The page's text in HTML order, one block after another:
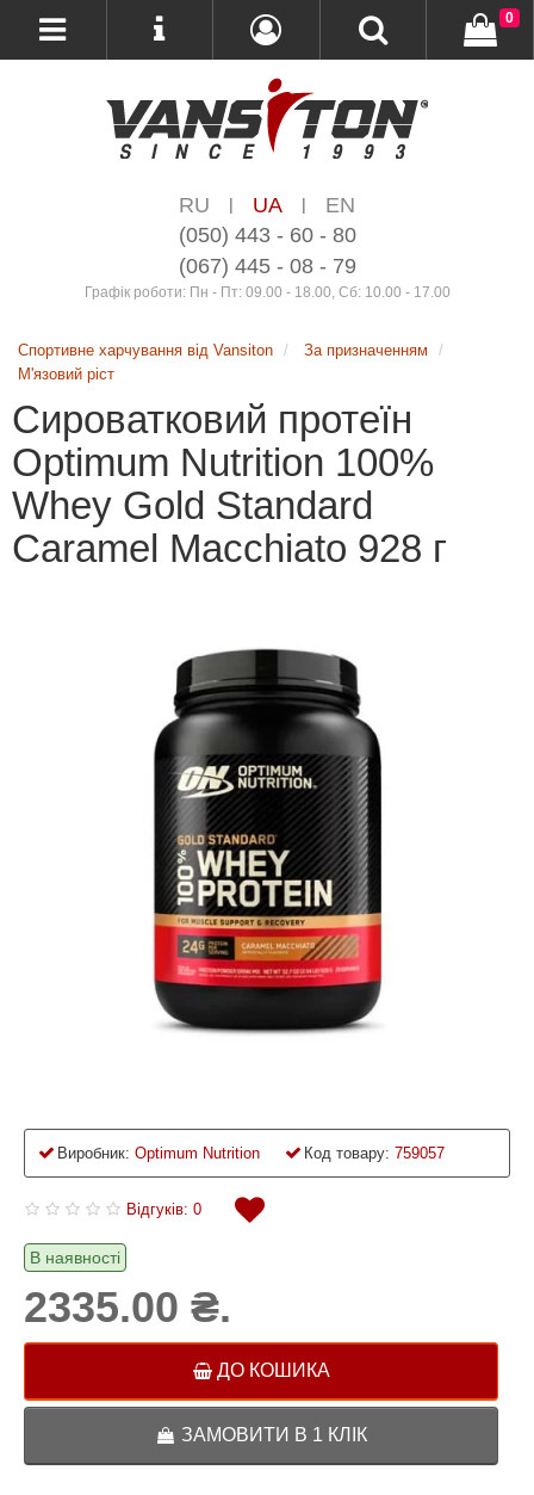
RU | UA |
EN
(050) 443 - 60 - 80
(067) 445 - 08 - 79
Графік роботи: Пн - Пт: 09.00 - 18.00, Сб: 10.00 - 17.00
0
Спортивне харчування від Vansiton
За призначенням
М'язовий ріст
Сироватковий протеїн
Optimum Nutrition 100%
Whey Gold Standard
Caramel Macchiato 928 г
Виробник: Optimum Nutrition Код товару: 759057
Відгуків: 0
В наявності
2335.00 ₴.
ДО КОШИКА
ЗАМОВИТИ В 1 КЛІК